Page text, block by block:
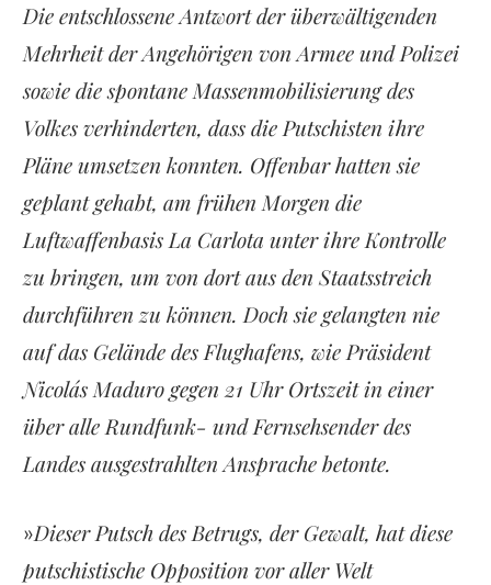
Die entschlossene Antwort der überwältigenden
Mehrheit der Angehörigen von Armee und Polizei
sowie die spontane Massenmobilisierung des
Volkes verhinderten, dass die Putschisten ihre
Pläne umsetzen konnten. Offenbar hatten sie
geplant gehabt, am frühen Morgen die
Luftwaffenbasis La Carlota unter ihre Kontrolle
zu bringen, um von dort aus den Staatsstreich
durchführen zu können. Doch sie gelangten nie
auf das Gelände des Flughafens, wie Präsident
Nicolás Maduro gegen 21 Uhr Ortszeit in einer
über alle Rundfunk- und Fernsehsender des
Landes ausgestrahlten Ansprache betonte.
»Dieser Putsch des Betrugs, der Gewalt, hat diese
putschistische Opposition vor aller Welt